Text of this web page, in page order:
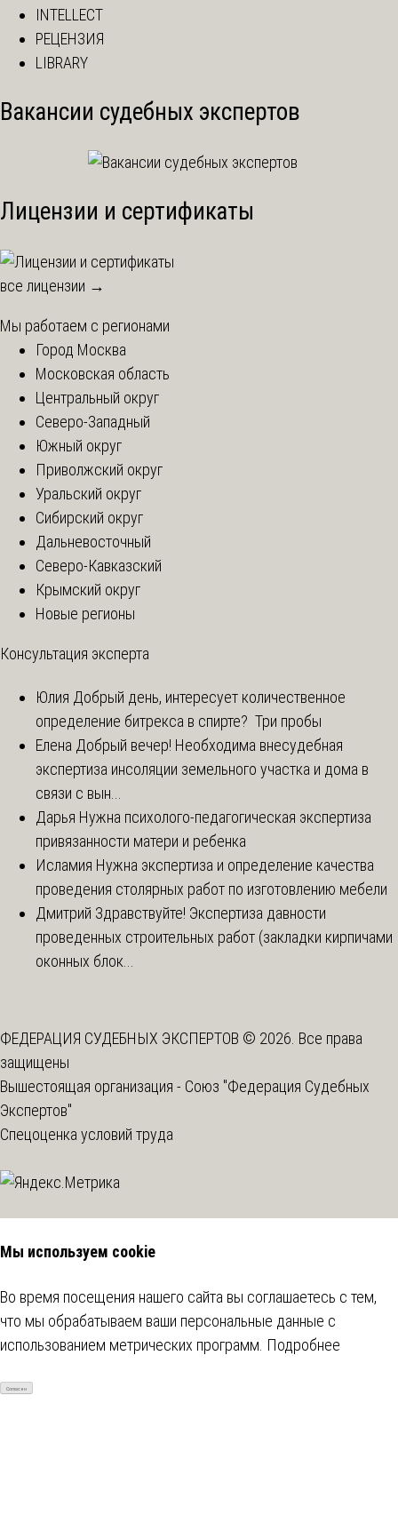
INTELLECT
РЕЦЕНЗИЯ
LIBRARY
Вакансии судебных экспертов
Лицензии и сертификаты
все лицензии →
Мы работаем с регионами
Город Москва
Московская область
Центральный округ
Северо-Западный
Южный округ
Приволжский округ
Уральский округ
Сибирский округ
Дальневосточный
Северо-Кавказский
Крымский округ
Новые регионы
Консультация эксперта
Юлия Добрый день, интересует количественное
определение битрекса в спирте? Три пробы
Елена Добрый вечер! Необходима внесудебная
экспертиза инсоляции земельного участка и дома в
связи с вын...
Дарья Нужна психолого-педагогическая экспертиза
привязанности матери и ребенка
Исламия Нужна экспертиза и определение качества
проведения столярных работ по изготовлению мебели
Дмитрий Здравствуйте! Экспертиза давности
проведенных строительных работ (закладки кирпичами
оконных блок...
ФЕДЕРАЦИЯ СУДЕБНЫХ ЭКСПЕРТОВ © 2026. Все права
защищены
Вышестоящая организация - Союз "Федерация Судебных
Экспертов"
Спецоценка условий труда
Мы используем cookie
Во время посещения нашего сайта вы соглашаетесь с тем,
что мы обрабатываем ваши персональные данные с
использованием метрических программ. Подробнее
Согласен